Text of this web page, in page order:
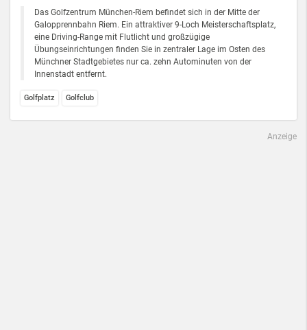
Das Golfzentrum München-Riem befindet sich in der Mitte der
Galopprennbahn Riem. Ein attraktiver 9-Loch Meisterschaftsplatz,
eine Driving-Range mit Flutlicht und großzügige
Übungseinrichtungen finden Sie in zentraler Lage im Osten des
Münchner Stadtgebietes nur ca. zehn Autominuten von der
Innenstadt entfernt.
Golfplatz Golfclub
Anzeige